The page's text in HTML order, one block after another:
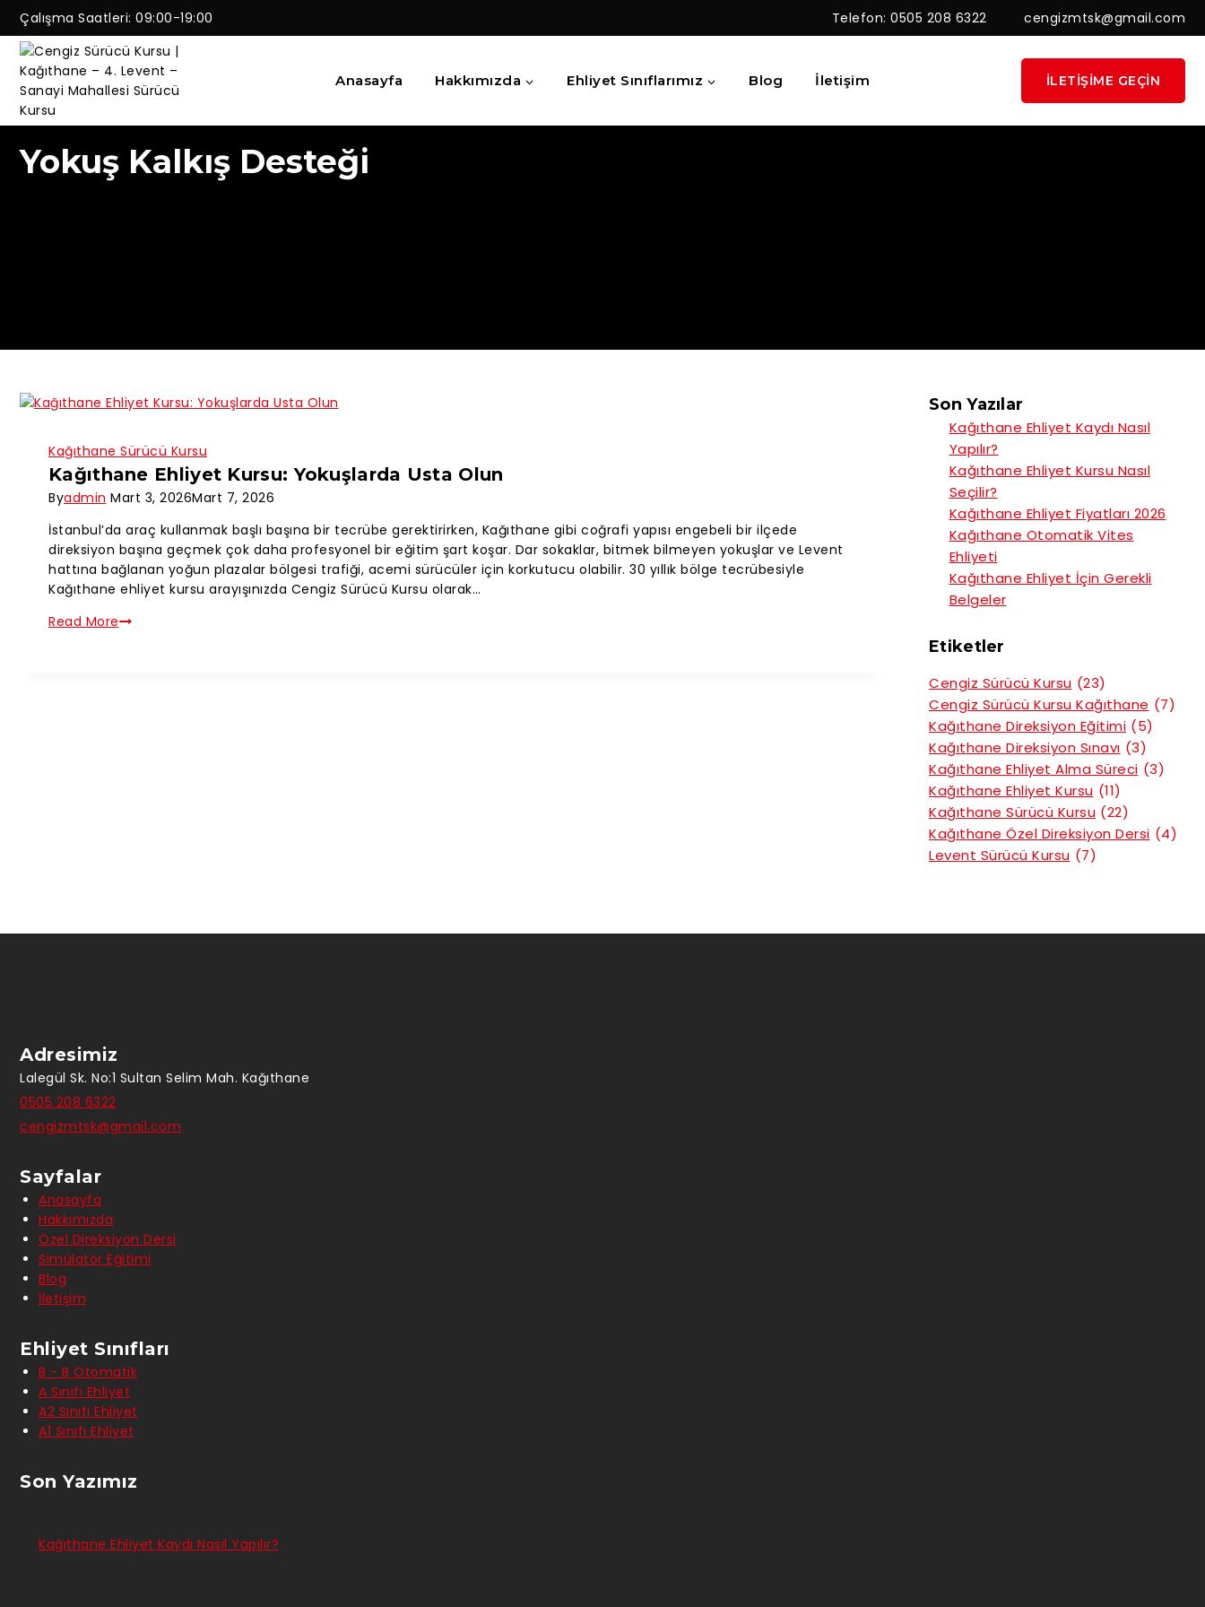
Çalışma Saatleri: 09:00-19:00 Telefon: 0505 208 6322 cengizmtsk@gmail.com
Anasayfa Hakkımızda Ehliyet Sınıflarımız Blog İletişim İLETIŞIME GEÇIN
Yokuş Kalkış Desteği
Kağıthane Sürücü Kursu
Kağıthane Ehliyet Kursu: Yokuşlarda Usta Olun
Byadmin Mart 3, 2026Mart 7, 2026
İstanbul’da araç kullanmak başlı başına bir tecrübe gerektirirken, Kağıthane gibi coğrafi yapısı engebeli bir ilçede
direksiyon başına geçmek çok daha profesyonel bir eğitim şart koşar. Dar sokaklar, bitmek bilmeyen yokuşlar ve Levent
hattına bağlanan yoğun plazalar bölgesi trafiği, acemi sürücüler için korkutucu olabilir. 30 yıllık bölge tecrübesiyle
Kağıthane ehliyet kursu arayışınızda Cengiz Sürücü Kursu olarak…
Read More
Son Yazılar
Kağıthane Ehliyet Kaydı Nasıl
Yapılır?
Kağıthane Ehliyet Kursu Nasıl
Seçilir?
Kağıthane Ehliyet Fiyatları 2026
Kağıthane Otomatik Vites
Ehliyeti
Kağıthane Ehliyet İçin Gerekli
Belgeler
Etiketler
Cengiz Sürücü Kursu (23)
Cengiz Sürücü Kursu Kağıthane (7)
Kağıthane Direksiyon Eğitimi (5)
Kağıthane Direksiyon Sınavı (3)
Kağıthane Ehliyet Alma Süreci (3)
Kağıthane Ehliyet Kursu (11)
Kağıthane Sürücü Kursu (22)
Kağıthane Özel Direksiyon Dersi (4)
Levent Sürücü Kursu (7)
Adresimiz
Lalegül Sk. No:1 Sultan Selim Mah. Kağıthane
0505 208 6322
cengizmtsk@gmail.com
Sayfalar
Anasayfa
Hakkımızda
Özel Direksiyon Dersi
Simülatör Eğitimi
Blog
İletişim
Ehliyet Sınıfları
B - B Otomatik
A Sınıfı Ehliyet
A2 Sınıfı Ehliyet
A1 Sınıfı Ehliyet
Son Yazımız
Kağıthane Ehliyet Kaydı Nasıl Yapılır?